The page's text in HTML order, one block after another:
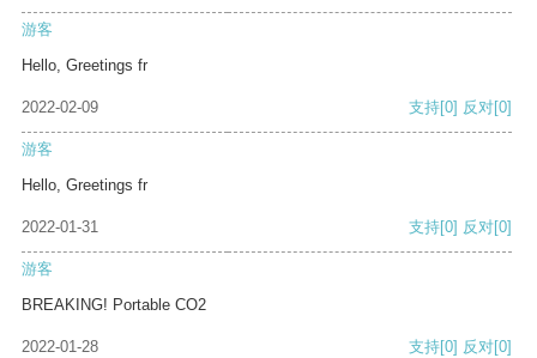
游客
Hello, Greetings fr
2022-02-09 支持[0] 反对[0]
游客
Hello, Greetings fr
2022-01-31 支持[0] 反对[0]
游客
BREAKING! Portable CO2
2022-01-28 支持[0] 反对[0]